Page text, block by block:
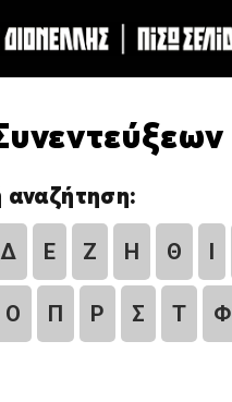
αναζήτηση:
Δ Ε Ζ Η Θ Ι
Ο Π Ρ Σ Τ Φ